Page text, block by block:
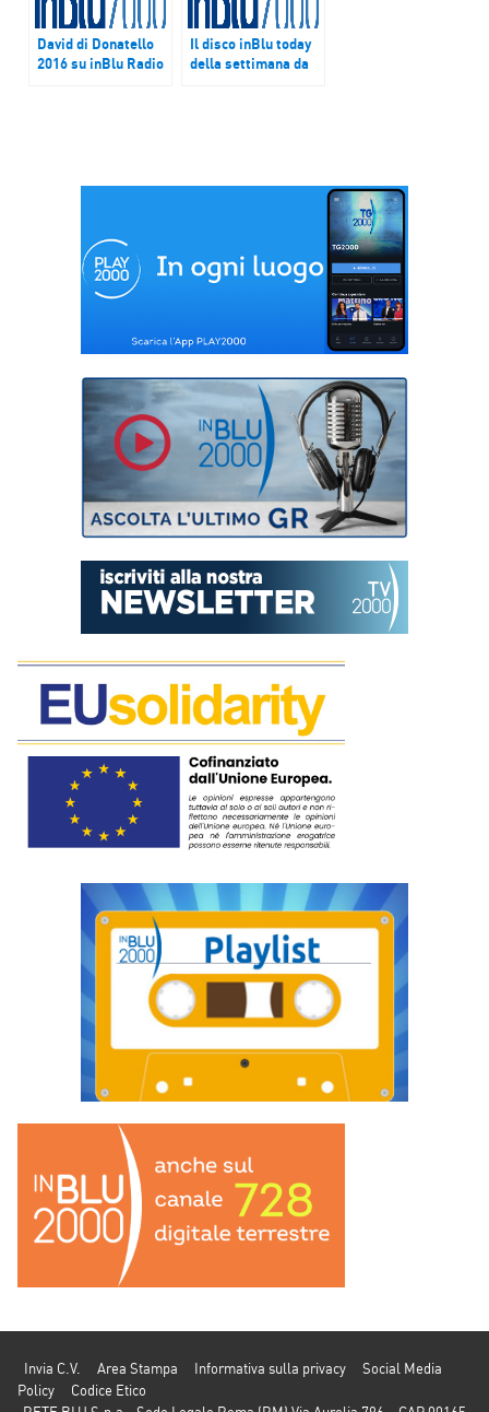
David di Donatello
2016 su inBlu Radio
Il disco inBlu today
della settimana da
Invia C.V. Area Stampa Informativa sulla privacy
Social Media
Policy
Codice Etico